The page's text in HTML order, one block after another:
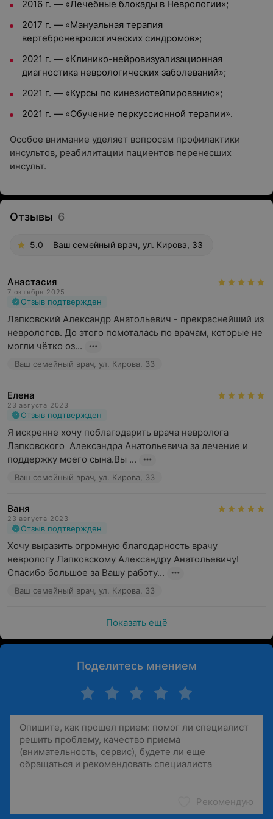
2016 г. — «Лечебные блокады в Неврологии»;
2017 г. — «Мануальная терапия
вертеброневрологических синдромов»;
2021 г. — «Клинико-нейровизуализационная
диагностика неврологических заболеваний»;
2021 г. — «Курсы по кинезиотейпированию»;
2021 г. — «Обучение перкуссионной терапии».
Особое внимание уделяет вопросам профилактики
инсультов, реабилитации пациентов перенесших
инсульт.
Отзывы 6
5.0 Ваш семейный врач, ул. Кирова, 33
Анастасия
7 октября 2025
Отзыв подтвержден
Лапковский Александр Анатольевич - прекраснейший из
неврологов. До этого помоталась по врачам, которые не
могли чётко оз...
Ваш семейный врач, ул. Кирова, 33
Елена
23 августа 2023
Отзыв подтвержден
Я искренне хочу поблагодарить врача невролога
Лапковского  Александра Анатольевича за лечение и
поддержку моего сына.Вы ...
Ваш семейный врач, ул. Кирова, 33
Ваня
23 августа 2023
Отзыв подтвержден
Хочу выразить огромную благодарность врачу
неврологу Лапковскому Александру Анатольевичу!
Спасибо большое за Вашу работу...
Ваш семейный врач, ул. Кирова, 33
Показать ещё
Поделитесь мнением
Рекомендую